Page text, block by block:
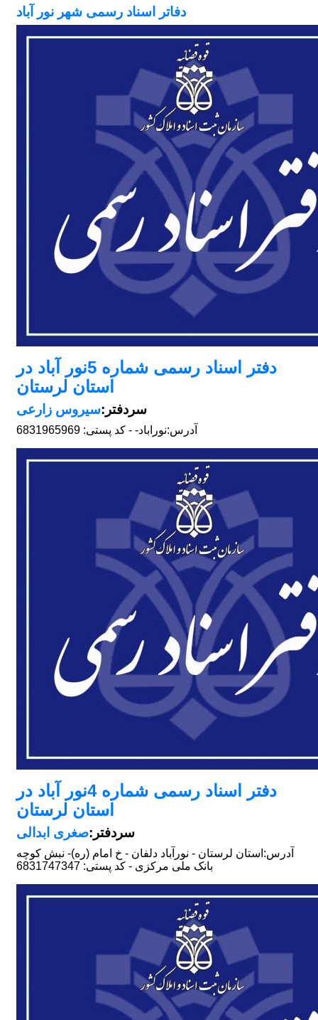
دفاتر اسناد رسمی شهر نور آباد
دفتر اسناد رسمی شماره 5نور آباد در
استان لرستان
سردفتر:سیروس زارعی
آدرس:نوراباد- - کد پستی: 6831965969
دفتر اسناد رسمی شماره 4نور آباد در
استان لرستان
سردفتر:صغری ابدالی
آدرس: استان لرستان - نورآباد دلفان - خ امام (ره)- نبش کوچه
بانک ملی مرکزی - کد پستی: 6831747347